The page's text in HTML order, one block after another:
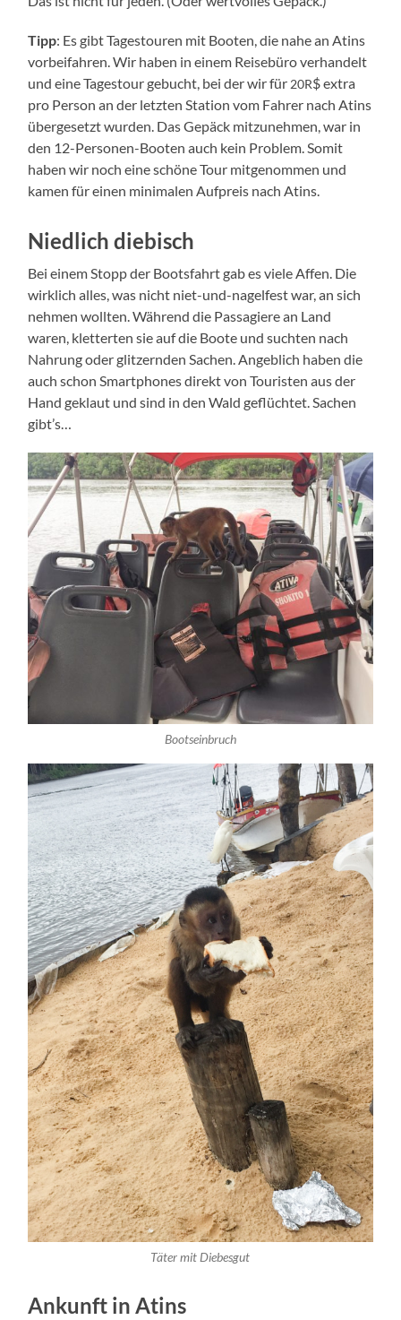
Tipp: Es gibt Tages­tou­ren mit Boo­ten, die nahe an Atins
vor­bei­fah­ren. Wir haben in einem Rei­se­bü­ro ver­han­delt
und eine Tages­tour gebucht, bei der wir für 20R$ extra
pro Per­son an der letz­ten Sta­ti­on vom Fah­rer nach Atins
über­ge­setzt wur­den. Das Gepäck mit­zu­neh­men, war in
den 12-Personen-Booten auch kein Pro­blem. Somit
haben wir noch eine schö­ne Tour mit­ge­nom­men und
kamen für einen mini­ma­len Auf­preis nach Atins.
Niedlich diebisch
Bei einem Stopp der Boots­fahrt gab es vie­le Affen. Die
wirk­lich alles, was nicht niet-und-nagelfest war, an sich
neh­men woll­ten. Wäh­rend die Pas­sa­gie­re an Land
waren, klet­ter­ten sie auf die Boo­te und such­ten nach
Nah­rung oder glit­zern­den Sachen. Angeb­lich haben die
auch schon Smart­phones direkt von Tou­ris­ten aus der
Hand geklaut und sind in den Wald geflüch­tet. Sachen
gibt’s…
Boots­ein­bruch
Täter mit Diebesgut
Ankunft in Atins